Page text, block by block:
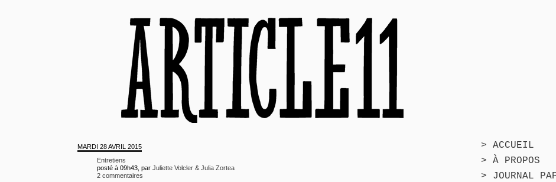
> ACCUEIL
> À PROPOS
> JOURNAL
MARDI 28 AVRIL 2015
Entretiens
posté à 09h43, par Juliette Volcler & Julia Zortea
2 commentaires